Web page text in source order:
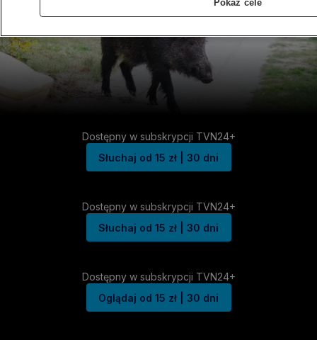
Dostępny w subskrypcji TVN24+
Słuchaj od 15 zł | 30 dni
Dostępny w subskrypcji TVN24+
Słuchaj od 15 zł | 30 dni
Dostępny w subskrypcji TVN24+
Oglądaj od 15 zł | 30 dni
Pokaż cele